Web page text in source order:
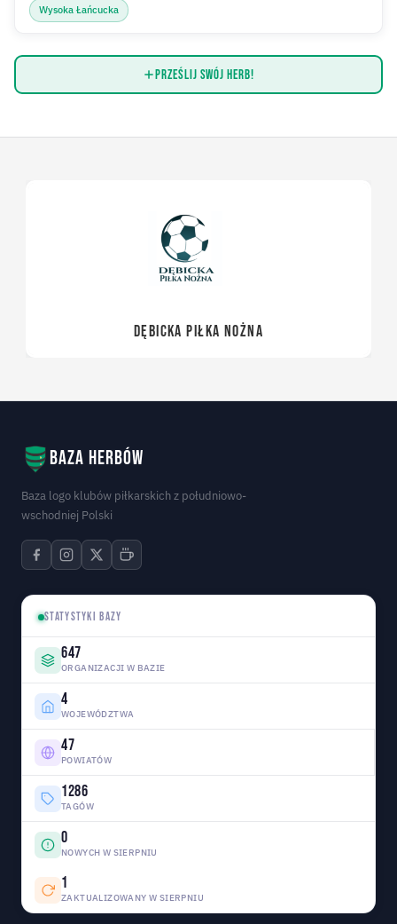
Wysoka Łańcucka
Prześlij swój herb!
DĘBICKA PIŁKA NOŻNA
Baza herbów
Baza logo klubów piłkarskich z południowo-
wschodniej Polski
STATYSTYKI BAZY
647
ORGANIZACJI W BAZIE
4
WOJEWÓDZTWA
47
POWIATÓW
1286
TAGÓW
0
NOWYCH W SIERPNIU
1
ZAKTUALIZOWANY W SIERPNIU